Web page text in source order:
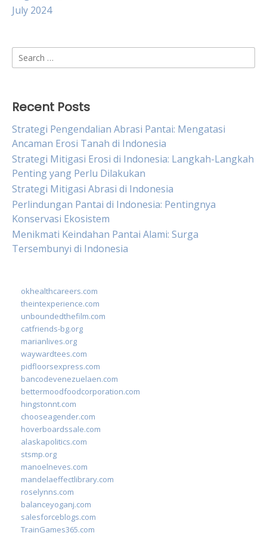
July 2024
Search
for:
Recent Posts
Strategi Pengendalian Abrasi Pantai: Mengatasi
Ancaman Erosi Tanah di Indonesia
Strategi Mitigasi Erosi di Indonesia: Langkah-Langkah
Penting yang Perlu Dilakukan
Strategi Mitigasi Abrasi di Indonesia
Perlindungan Pantai di Indonesia: Pentingnya
Konservasi Ekosistem
Menikmati Keindahan Pantai Alami: Surga
Tersembunyi di Indonesia
okhealthcareers.com
theintexperience.com
unboundedthefilm.com
catfriends-bg.org
marianlives.org
waywardtees.com
pidfloorsexpress.com
bancodevenezuelaen.com
bettermoodfoodcorporation.com
hingstonnt.com
chooseagender.com
hoverboardssale.com
alaskapolitics.com
stsmp.org
manoelneves.com
mandelaeffectlibrary.com
roselynns.com
balanceyoganj.com
salesforceblogs.com
TrainGames365.com